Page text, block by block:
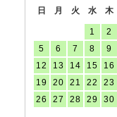
日 月 火 水 木
1 2
5
6 7 8 9
12
13 14 15 16
19
20 21 22 23
26
27 28 29 30